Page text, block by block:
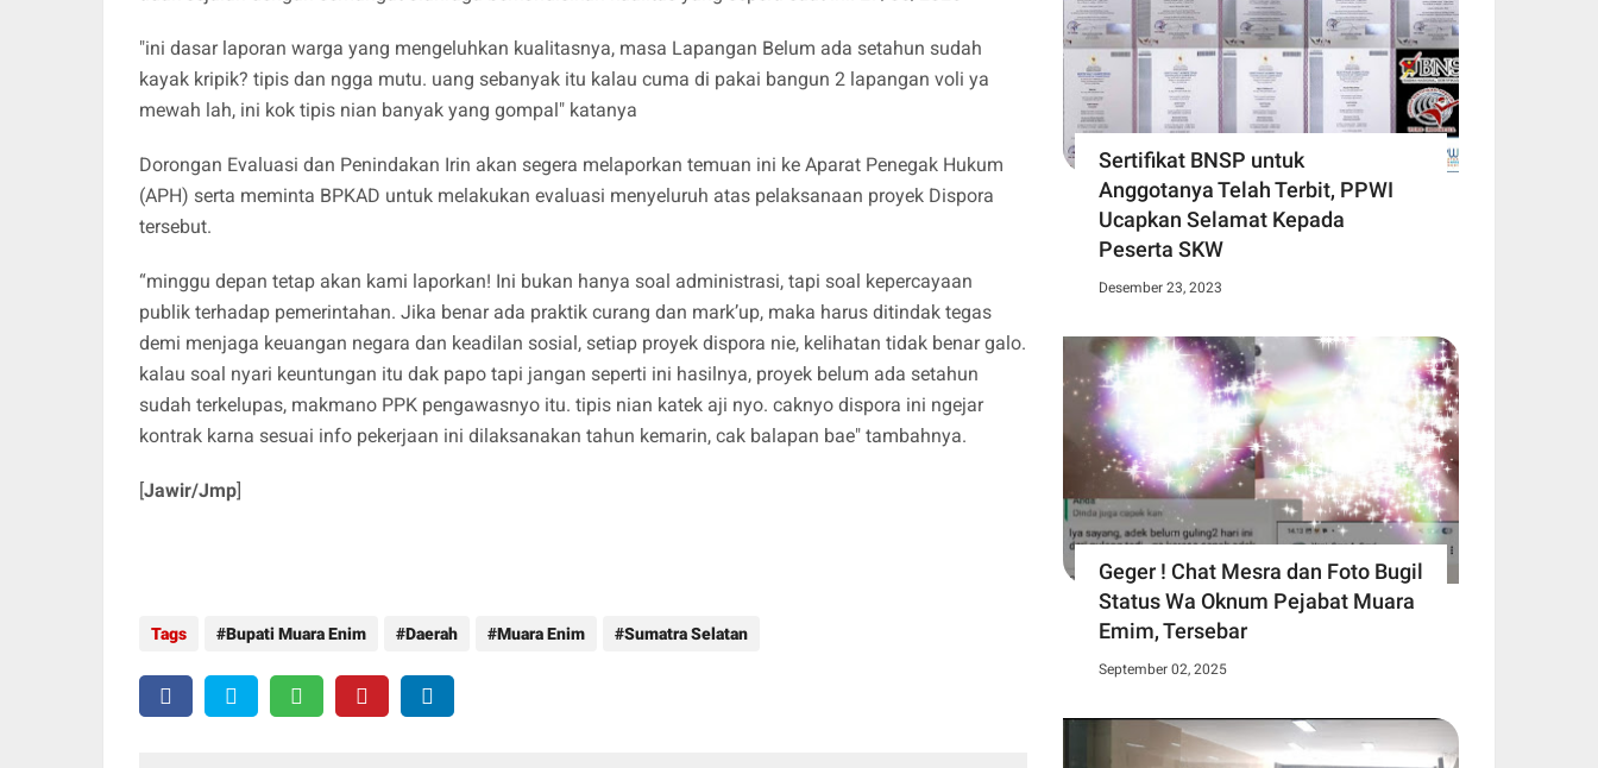
"ini dasar laporan warga yang mengeluhkan kualitasnya, masa Lapangan Belum ada setahun sudah
kayak kripik? tipis dan ngga mutu. uang sebanyak itu kalau cuma di pakai bangun 2 lapangan voli ya
mewah lah, ini kok tipis nian banyak yang gompal" katanya
Dorongan Evaluasi dan Penindakan Irin akan segera melaporkan temuan ini ke Aparat Penegak Hukum
(APH) serta meminta BPKAD untuk melakukan evaluasi menyeluruh atas pelaksanaan proyek Dispora
tersebut.
“minggu depan tetap akan kami laporkan! Ini bukan hanya soal administrasi, tapi soal kepercayaan
publik terhadap pemerintahan. Jika benar ada praktik curang dan mark’up, maka harus ditindak tegas
demi menjaga keuangan negara dan keadilan sosial, setiap proyek dispora nie, kelihatan tidak benar galo.
kalau soal nyari keuntungan itu dak papo tapi jangan seperti ini hasilnya, proyek belum ada setahun
sudah terkelupas, makmano PPK pengawasnyo itu. tipis nian katek aji nyo. caknyo dispora ini ngejar
kontrak karna sesuai info pekerjaan ini dilaksanakan tahun kemarin, cak balapan bae" tambahnya.
[Jawir/Jmp]
Tags Bupati Muara Enim Daerah Muara Enim Sumatra Selatan
Sertifikat BNSP untuk
Anggotanya Telah Terbit, PPWI
Ucapkan Selamat Kepada
Peserta SKW
Desember 23, 2023
Geger ! Chat Mesra dan Foto Bugil
Status Wa Oknum Pejabat Muara
Emim, Tersebar
September 02, 2025